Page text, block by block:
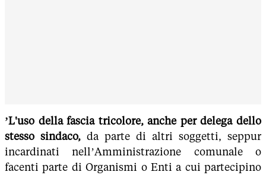
’L'uso della fascia tricolore, anche per delega dello
stesso sindaco, da parte di altri soggetti, seppur
incardinati nell’Amministrazione comunale o
facenti parte di Organismi o Enti a cui partecipino